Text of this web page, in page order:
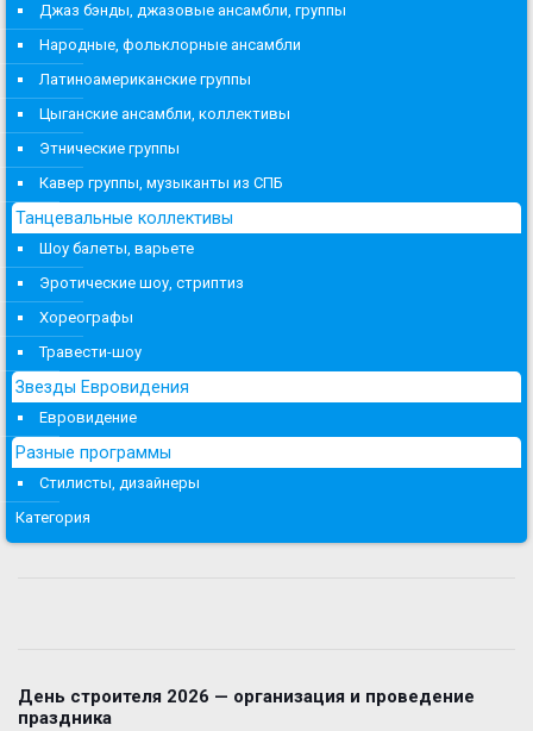
Джаз бэнды, джазовые ансамбли, группы
Народные, фольклорные ансамбли
Латиноамериканские группы
Цыганские ансамбли, коллективы
Этнические группы
Кавер группы, музыканты из СПБ
Танцевальные коллективы
Шоу балеты, варьете
Эротические шоу, стриптиз
Хореографы
Травести-шоу
Звезды Евровидения
Евровидение
Разные программы
Стилисты, дизайнеры
Категория
День строителя 2026 — организация и проведение
праздника